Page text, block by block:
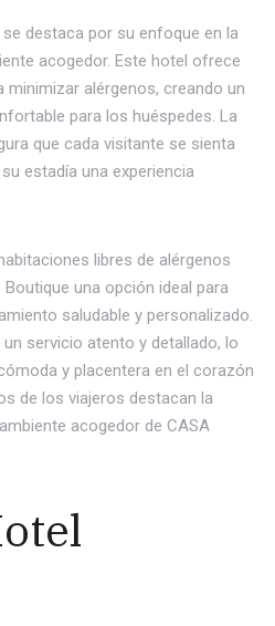
destaca por su enfoque en la
acogedor. Este hotel ofrece
minimizar alérgenos, creando un
para los huéspedes. La
que cada visitante se sienta
estadía una experiencia
libres de alérgenos
una opción ideal para
saludable y personalizado.
servicio atento y detallado, lo
y placentera en el corazón
de los viajeros destacan la
acogedor de CASA